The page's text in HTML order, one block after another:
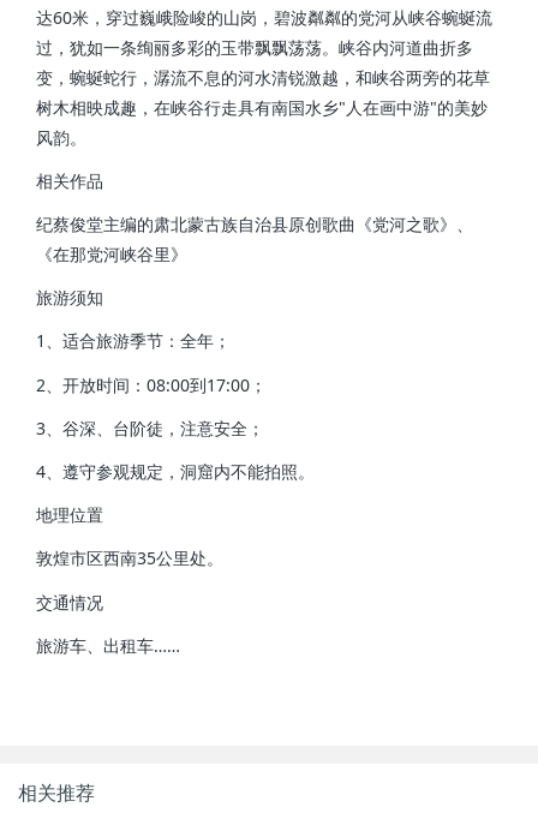
达60米，穿过巍峨险峻的山岗，碧波粼粼的党河从峡谷蜿蜒流
过，犹如一条绚丽多彩的玉带飘飘荡荡。峡谷内河道曲折多
变，蜿蜒蛇行，潺流不息的河水清锐激越，和峡谷两旁的花草
树木相映成趣，在峡谷行走具有南国水乡"人在画中游"的美妙
风韵。
相关作品
纪蔡俊堂主编的肃北蒙古族自治县原创歌曲《党河之歌》、
《在那党河峡谷里》
旅游须知
1、适合旅游季节：全年；
2、开放时间：08:00到17:00；
3、谷深、台阶徒，注意安全；
4、遵守参观规定，洞窟内不能拍照。
地理位置
敦煌市区西南35公里处。
交通情况
旅游车、出租车……
相关推荐